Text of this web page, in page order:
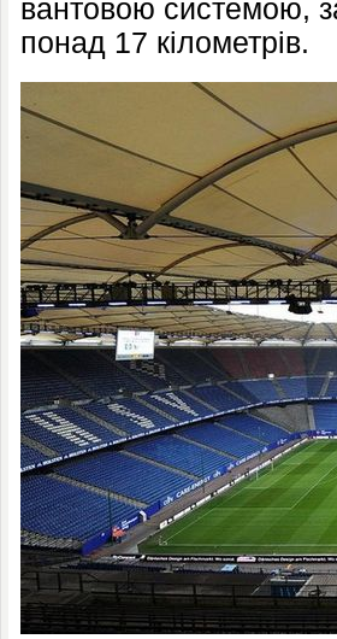
вантовою системою,
понад 17 кілометрів.